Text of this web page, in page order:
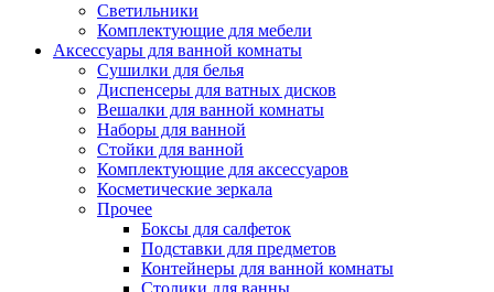
Светильники
Комплектующие для мебели
Аксессуары для ванной комнаты
Сушилки для белья
Диспенсеры для ватных дисков
Вешалки для ванной комнаты
Наборы для ванной
Стойки для ванной
Комплектующие для аксессуаров
Косметические зеркала
Прочее
Боксы для салфеток
Подставки для предметов
Контейнеры для ванной комнаты
Столики для ванны